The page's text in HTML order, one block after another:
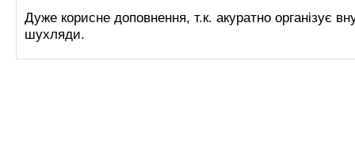
Дуже корисне доповнення, т.к. акуратно організує
шухляди.